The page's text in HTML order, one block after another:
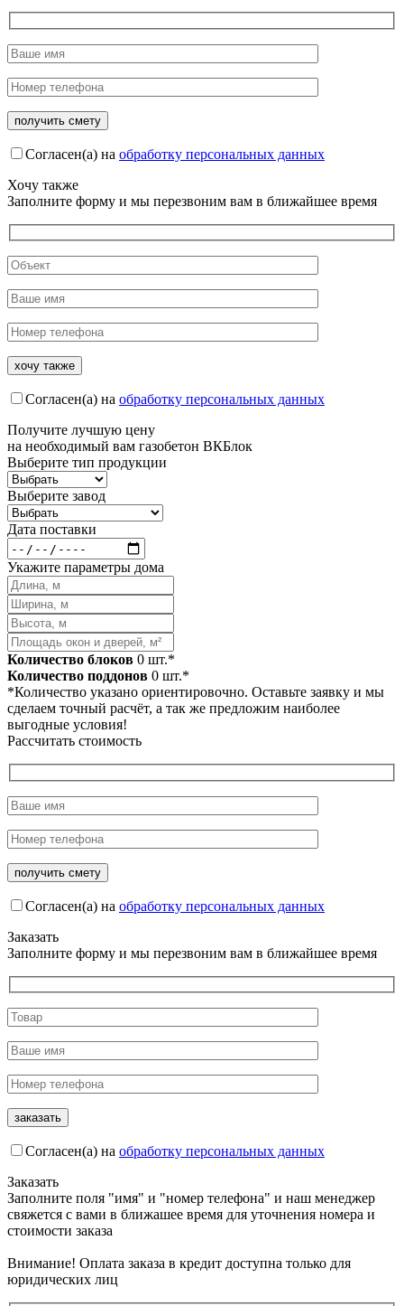
Согласен(а) на обработку персональных данных
Хочу также
Заполните форму и мы перезвоним вам в ближайшее время
Согласен(а) на обработку персональных данных
Получите лучшую цену
на необходимый вам газобетон ВКБлок
Выберите тип продукции
Выберите завод
Дата поставки
Укажите параметры дома
Количество блоков 0 шт.*
Количество поддонов 0 шт.*
*Количество указано ориентировочно. Оставьте заявку и мы
сделаем точный расчёт, а так же предложим наиболее
выгодные условия!
Рассчитать стоимость
Согласен(а) на обработку персональных данных
Заказать
Заполните форму и мы перезвоним вам в ближайшее время
Согласен(а) на обработку персональных данных
Заказать
Заполните поля "имя" и "номер телефона" и наш менеджер
свяжется с вами в ближашее время для уточнения номера и
стоимости заказа
Внимание! Оплата заказа в кредит доступна только для
юридических лиц